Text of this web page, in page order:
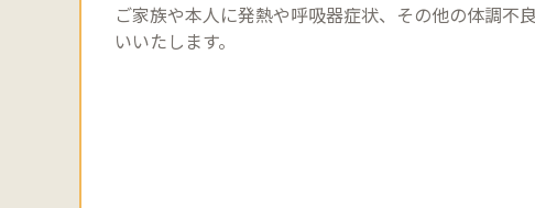
ご家族や本人に発熱や呼吸器症状、その他の体調
いいたします。